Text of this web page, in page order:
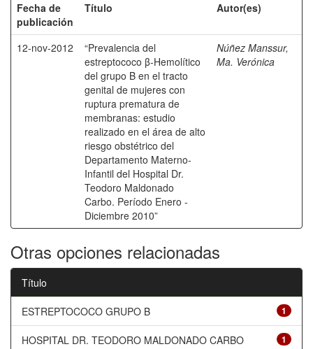
Fecha de
publicación
Título Autor(es)
12-nov-2012
“Prevalencia del
estreptococo β-Hemolítico
del grupo B en el tracto
genital de mujeres con
ruptura prematura de
membranas: estudio
realizado en el área de alto
riesgo obstétrico del
Departamento Materno-
Infantil del Hospital Dr.
Teodoro Maldonado
Carbo. Período Enero -
Diciembre 2010”
Núñez Manssur,
Ma. Verónica
Otras opciones relacionadas
Título
1
ESTREPTOCOCO GRUPO B
1
HOSPITAL DR. TEODORO MALDONADO CARBO